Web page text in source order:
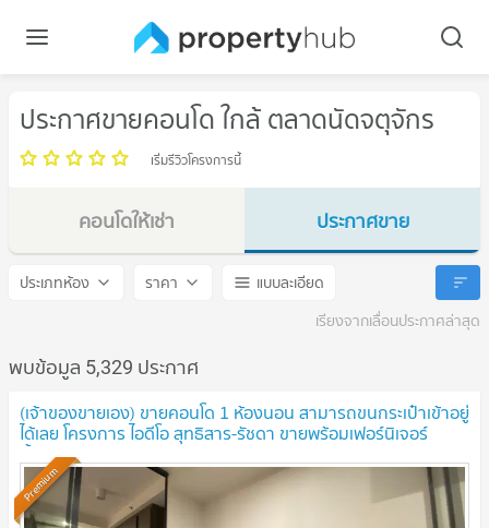
ประกาศขายคอนโด ใกล้ ตลาดนัดจตุจักร
เริ่มรีวิวโครงการนี้
คอนโดให้เช่า
ตลาดนัดจตุจักร
ประกาศขาย
ตลาดนัดจตุจักร
ประเภทห้อง ราคา
แบบละเอียด
เรียงจากเลื่อนประกาศล่าสุด
พบข้อมูล 5,329 ประกาศ
(เจ้าของขายเอง) ขายคอนโด 1 ห้องนอน สามารถขนกระเป๋าเข้าอยู่
ได้เลย โครงการ ไอดีโอ สุทธิสาร-รัชดา ขายพร้อมเฟอร์นิเจอร์
ทั้งหมด สภาพห้องดีมาก
Premium